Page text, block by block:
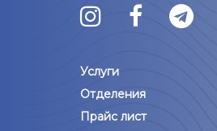
Услуги
Отделения
Прайс лист